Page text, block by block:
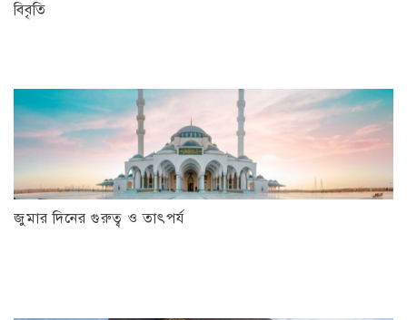
বিবৃতি
জুমার দিনের গুরুত্ব ও তাৎপর্য